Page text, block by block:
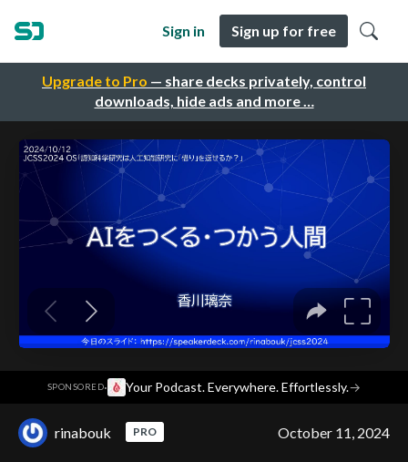
Upgrade to Pro — share decks privately, control
downloads, hide ads and more …
Sign in Sign up for free
SPONSORED· Your Podcast. Everywhere. Effortlessly.→
rinabouk PRO October 11, 2024